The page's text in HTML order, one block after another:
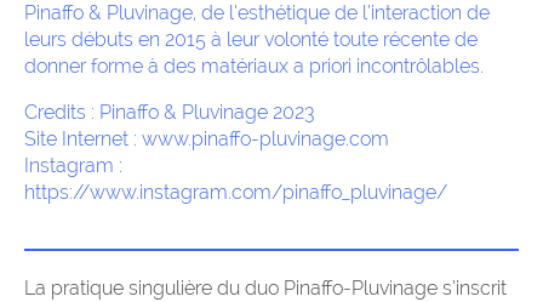
Pinaffo & Pluvinage, de l’esthétique de l’interaction de
leurs débuts en 2015 à leur volonté toute récente de
donner forme à des matériaux a priori incontrôlables.
Credits : Pinaffo & Pluvinage 2023
Site Internet : www.pinaffo-pluvinage.com
Instagram :
https://www.instagram.com/pinaffo_pluvinage/
La pratique singulière du duo Pinaffo-Pluvinage s’inscrit